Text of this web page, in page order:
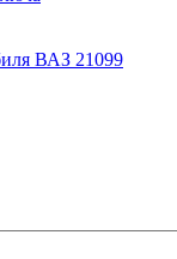
ВАЗ 21099